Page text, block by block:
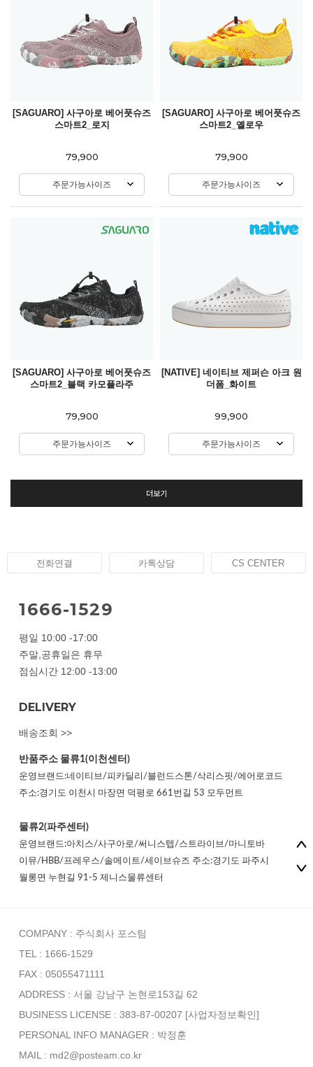
[SAGUARO] 사구아로 베어풋슈즈
스마트2_로지
79,900
주문가능사이즈
[SAGUARO] 사구아로 베어풋슈즈
스마트2_옐로우
79,900
주문가능사이즈
[SAGUARO] 사구아로 베어풋슈즈
스마트2_블랙 카모플라주
79,900
주문가능사이즈
[NATIVE] 네이티브 제퍼슨 아크 원
더폼_화이트
99,900
주문가능사이즈
더보기
전화연결 카톡상담 CS CENTER
1666-1529
평일 10:00 -17:00
주말,공휴일은 휴무
점심시간 12:00 -13:00
DELIVERY
배송조회 >>
반품주소 물류1(이천센터)
운영브랜드:네이티브/피카딜리/블런드스톤/삭리스핏/에어로코드
주소:경기도 이천시 마장면 덕평로 661번길 53 모두먼트
물류2(파주센터)
운영브랜드:아치스/사구아로/써니스텝/스트라이브/마니토바
이뮤/HBB/프레우스/솔메이트/세이브슈즈 주소:경기도 파주시
월롱면 누현길 91-5 제니스물류센터
COMPANY : 주식회사 포스팀
TEL : 1666-1529
FAX : 05055471111
ADDRESS : 서울 강남구 논현로153길 62
BUSINESS LICENSE : 383-87-00207 [사업자정보확인]
PERSONAL INFO MANAGER : 박정훈
MAIL : md2@posteam.co.kr